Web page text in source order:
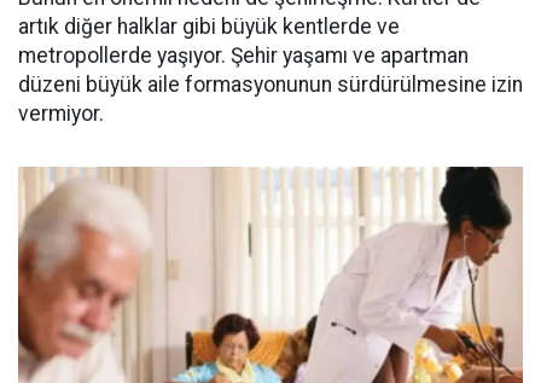
artık diğer halklar gibi büyük kentlerde ve
metropollerde yaşıyor. Şehir yaşamı ve apartman
düzeni büyük aile formasyonunun sürdürülmesine izin
vermiyor.